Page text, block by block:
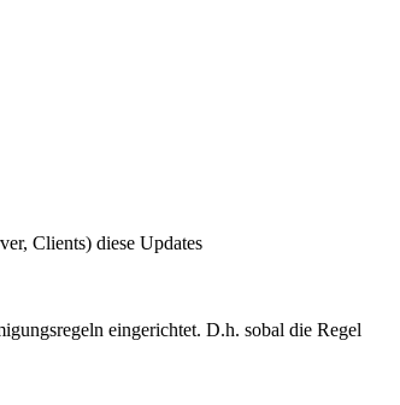
Clients) diese Updates
eingerichtet. D.h. sobal die Regel